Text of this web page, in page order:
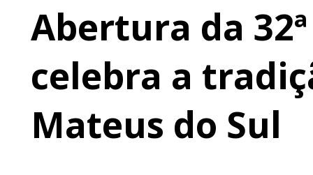
Abertura da
celebra a
Mateus do Sul